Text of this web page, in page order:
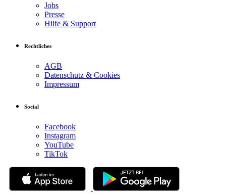
Jobs
Presse
Hilfe & Support
Rechtliches
AGB
Datenschutz & Cookies
Impressum
Social
Facebook
Instagram
YouTube
TikTok